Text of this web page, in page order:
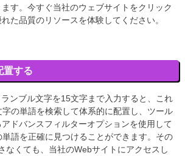
す。今すぐ当社のウェブサイトをクリック
た品質のリソースを体験してください。
置する
ンブル文字を15文字まで入力すると、これ
の単語を検索して体系的に配置し、ツール
ドバンスフィルターオプションを使用して
語を正確に見つけることができます。その
なくても、当社のWebサイトにアクセスし